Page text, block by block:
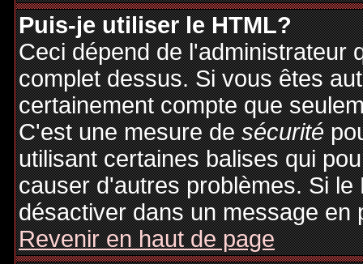
Puis-je utiliser le HTML?
Ceci dépend de l'administrateur
complet dessus. Si vous êtes
certainement compte que
C'est une mesure desécurité
utilisant certaines balises qui
causer d'autres problèmes. Si
désactiver dans un message en
Revenir en haut de page